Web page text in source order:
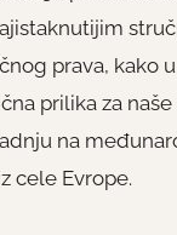
prava, kako
prilika za
na
cele Evrope.